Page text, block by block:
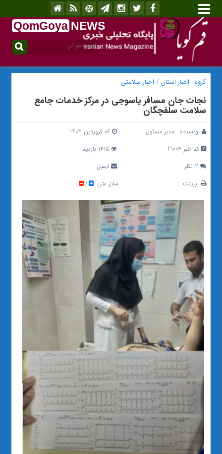
QomGoya NEWS
.ir
گروه : اخبار استان / اخبار سلامتی
نجات جان مسافر یاسوجی در مرکز خدمات جامع
سلامت سلفچگان
نویسنده : مدیر مسئول
06 فروردین 1403
کد خبر 21004
1415 بازدید
2 نظر
ایمیل
پرینت
سایز متن /